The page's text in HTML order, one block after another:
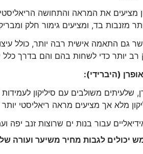
מציעים את המראה והתחושה
מזנבות בד, ומציעים גימור חלק
גם התאמה אישית רבה יותר, כולל
רב יותר כדי לשחות בהם והם בדרך כלל
(היברידי):
שלעיתים משולבים עם סיליקון
מלא אך מציעים מראה ריאליסטי
עבור בנות ים שרוצות זנב יפה
יכולים לגבות מחיר משיער ועורה